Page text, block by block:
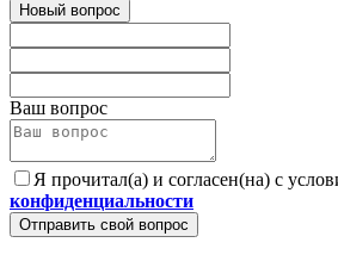
Новый вопрос
Ваш вопрос
Я прочитал(а) и согласен(на) с
конфиденциальности
Отправить свой вопрос